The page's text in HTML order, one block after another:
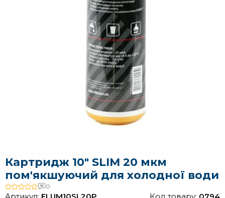
Картридж 10" SLIM 20 мкм
пом'якшуючий для холодної води
0